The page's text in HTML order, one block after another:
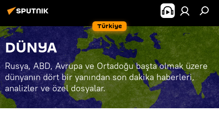
Türkiye
DÜNYA
Rusya, ABD, Avrupa ve Ortadoğu başta olmak üzere
dünyanın dört bir yanından son dakika haberleri,
analizler ve özel dosyalar.